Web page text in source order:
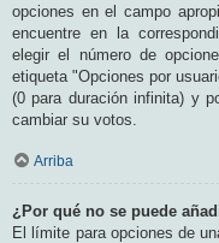
opciones en el campo
encuentre en la
elegir el número de
etiqueta "Opciones por
(0 para duración infinita) y
cambiar su votos.
Arriba
¿Por qué no se puede
El límite para opciones de